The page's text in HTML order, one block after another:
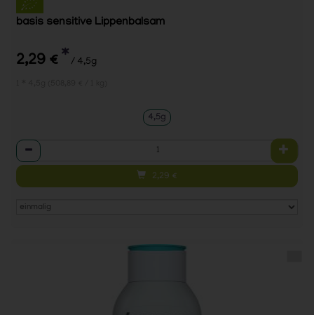
basis sensitive Lippenbalsam
2,29 € * / 4,5g
4,5g
Anzahl
2,29 €